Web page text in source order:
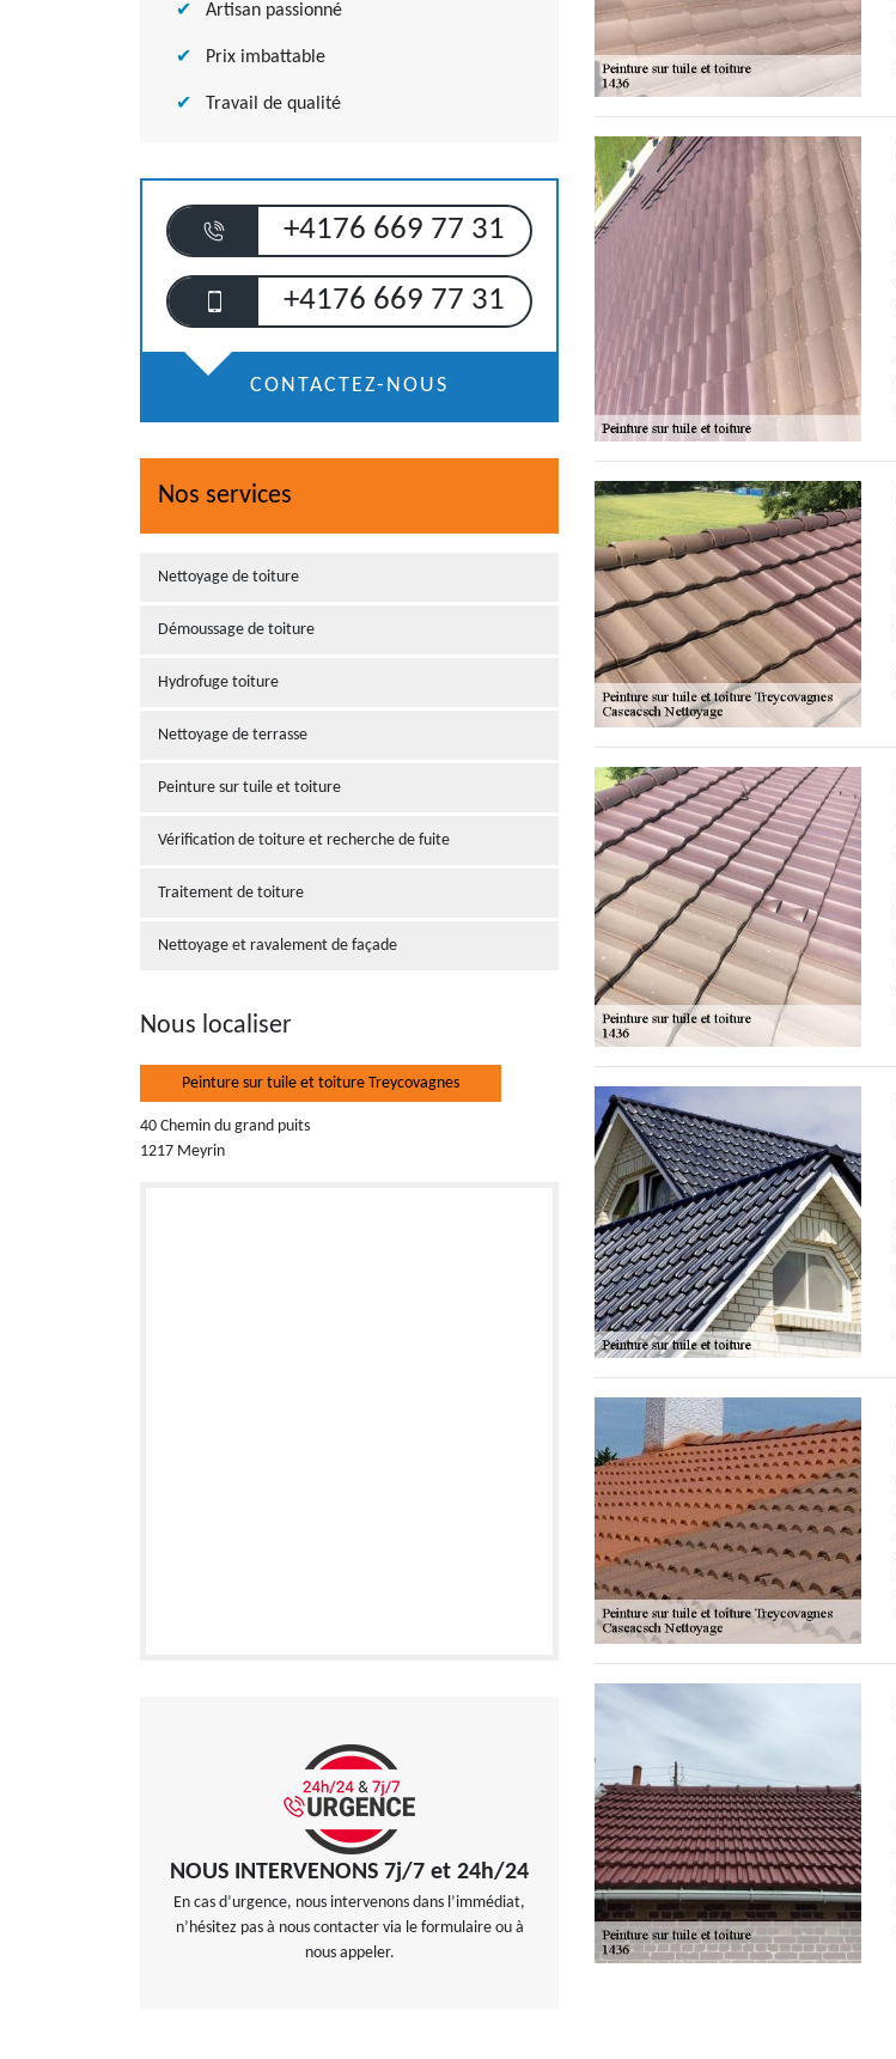
Artisan passionné
Prix imbattable
Travail de qualité
+4176 669 77 31
+4176 669 77 31
CONTACTEZ-NOUS
Nos services
Nettoyage de toiture
Démoussage de toiture
Hydrofuge toiture
Nettoyage de terrasse
Peinture sur tuile et toiture
Vérification de toiture et recherche de fuite
Traitement de toiture
Nettoyage et ravalement de façade
Nous localiser
Peinture sur tuile et toiture Treycovagnes
40 Chemin du grand puits
1217 Meyrin
NOUS INTERVENONS 7j/7 et 24h/24
En cas d’urgence, nous intervenons dans l’immédiat,
n’hésitez pas à nous contacter via le formulaire ou à
nous appeler.